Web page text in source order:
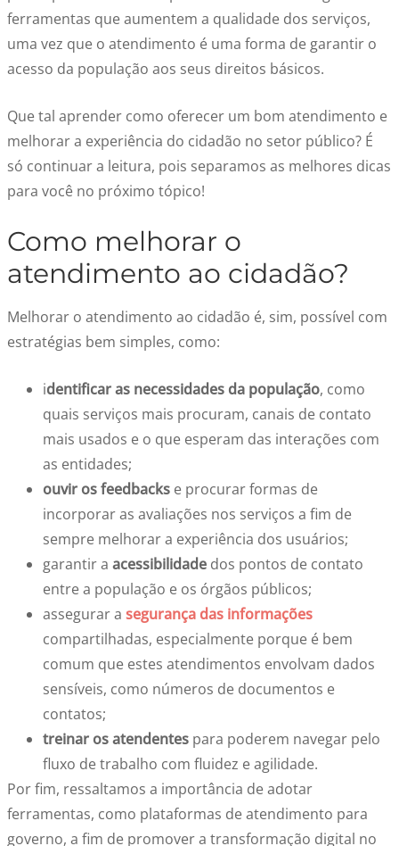
ferramentas que aumentem a qualidade dos serviços,
uma vez que o atendimento é uma forma de garantir o
acesso da população aos seus direitos básicos.
Que tal aprender como oferecer um bom atendimento e
melhorar a experiência do cidadão no setor público? É
só continuar a leitura, pois separamos as melhores dicas
para você no próximo tópico!
Como melhorar o
atendimento ao cidadão?
Melhorar o atendimento ao cidadão é, sim, possível com
estratégias bem simples, como:
identificar as necessidades da população, como
quais serviços mais procuram, canais de contato
mais usados e o que esperam das interações com
as entidades;
ouvir os feedbacks e procurar formas de
incorporar as avaliações nos serviços a fim de
sempre melhorar a experiência dos usuários;
garantir a acessibilidade dos pontos de contato
entre a população e os órgãos públicos;
assegurar a segurança das informações
compartilhadas, especialmente porque é bem
comum que estes atendimentos envolvam dados
sensíveis, como números de documentos e
contatos;
treinar os atendentes para poderem navegar pelo
fluxo de trabalho com fluidez e agilidade.
Por fim, ressaltamos a importância de adotar
ferramentas, como plataformas de atendimento para
governo, a fim de promover a transformação digital no